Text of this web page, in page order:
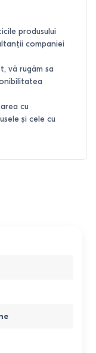
produsului
companiei
vă rugăm sa
cu
și cele cu